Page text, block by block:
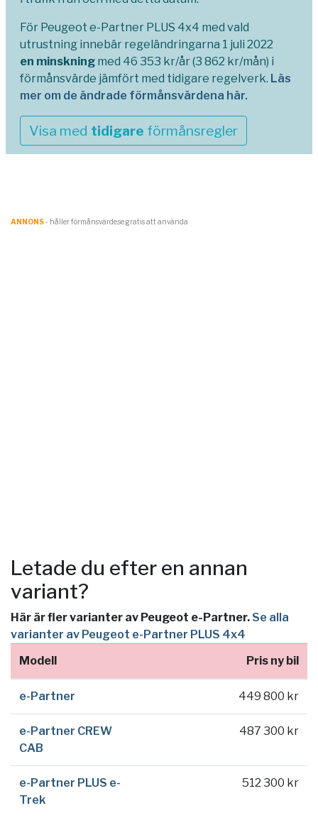
För Peugeot e-Partner PLUS 4x4 med vald
utrustning innebär regeländringarna 1 juli 2022
en minskning med 46 353 kr/år (3 862 kr/mån) i
förmånsvärde jämfört med tidigare regelverk. Läs
mer om de ändrade förmånsvärdena här.
Visa med tidigare förmånsregler
ANNONS- håller förmånsvärde.se gratis att använda
Letade du efter en annan
variant?
Här är fler varianter av Peugeot e-Partner. Se alla
varianter av Peugeot e-Partner PLUS 4x4
Modell
Pris ny bil
e-Partner 449 800 kr
e-Partner CREW
CAB
487 300 kr
e-Partner PLUS e-
Trek
512 300 kr